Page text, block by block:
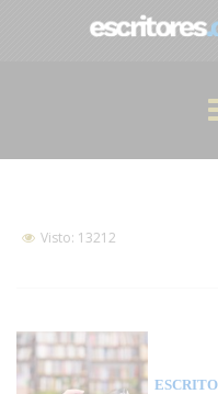
Visto: 13212